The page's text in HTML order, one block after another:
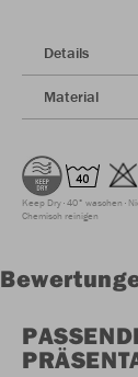
Details
Material
Keep Dry 40° waschen
Chemisch reinigen